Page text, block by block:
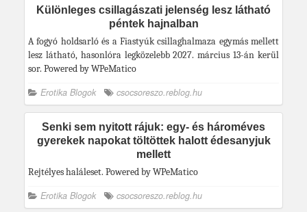
Különleges csillagászati jelenség lesz látható
péntek hajnalban
A fogyó holdsarló és a Fiastyúk csillaghalmaza egymás mellett
lesz látható, hasonlóra legközelebb 2027. március 13-án kerül
sor. Powered by WPeMatico
Erotika Blogok csocsoreszo.reblog.hu
Senki sem nyitott rájuk: egy- és hároméves
gyerekek napokat töltöttek halott édesanyjuk
mellett
Rejtélyes haláleset. Powered by WPeMatico
Erotika Blogok csocsoreszo.reblog.hu